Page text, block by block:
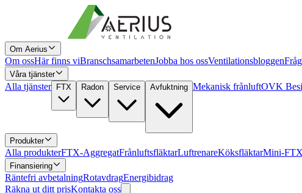
Om Aerius
Om ossHär finns viBranschsamarbetenJobba hos ossVentilationsbloggen
Våra tjänster
Alla tjänster FTX Radon Service Avfuktning Mekanisk frånluftOVK
Produkter
Alla produkterFTX-AggregatFrånluftsfläktarLuftrenareKöksfläktarMini-FTX
Finansiering
Räntefri avbetalningRotavdragEnergibidrag
Räkna ut ditt prisKontakta oss